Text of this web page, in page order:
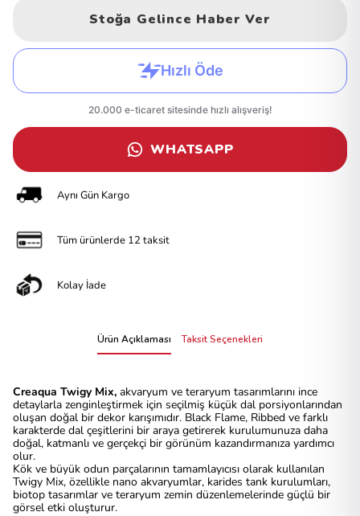
Stoğa Gelince Haber Ver
WHATSAPP
Aynı Gün Kargo
Tüm ürünlerde 12 taksit
Kolay İade
Ürün Açıklaması Taksit Seçenekleri
Creaqua Twigy Mix, akvaryum ve teraryum tasarımlarını ince
detaylarla zenginleştirmek için seçilmiş küçük dal porsiyonlarından
oluşan doğal bir dekor karışımıdır. Black Flame, Ribbed ve farklı
karakterde dal çeşitlerini bir araya getirerek kurulumunuza daha
doğal, katmanlı ve gerçekçi bir görünüm kazandırmanıza yardımcı
olur.
Kök ve büyük odun parçalarının tamamlayıcısı olarak kullanılan
Twigy Mix, özellikle nano akvaryumlar, karides tank kurulumları,
biotop tasarımlar ve teraryum zemin düzenlemelerinde güçlü bir
görsel etki oluşturur.